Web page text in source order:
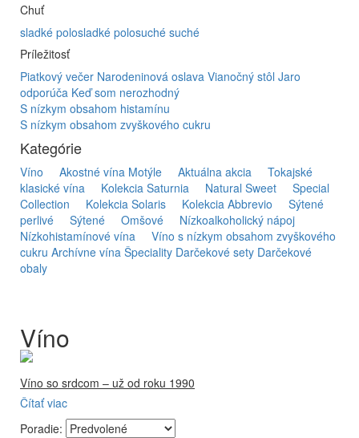
Chuť
sladké polosladké polosuché suché
Príležitosť
Piatkový večer Narodeninová oslava Vianočný stôl Jaro
odporúča Keď som nerozhodný
S nízkym obsahom histamínu
S nízkym obsahom zvyškového cukru
Kategórie
Víno Akostné vína Motýle Aktuálna akcia
Tokajské
klasické vína
Kolekcia Saturnia Natural Sweet
Special
Collection
Kolekcia Solaris Kolekcia Abbrevio
Sýtené
perlivé
Sýtené Omšové
Nízkoalkoholický nápoj
Nízkohistamínové vína
Víno s nízkym obsahom zvyškového
cukru Archívne vína Špeciality Darčekové sety Darčekové
obaly
Víno
Víno so srdcom – už od roku 1990
Firma Ostrožovič je najstaršou privátnou firmou na
slovenskom Tokaji.
Čítať viac
Poradie: